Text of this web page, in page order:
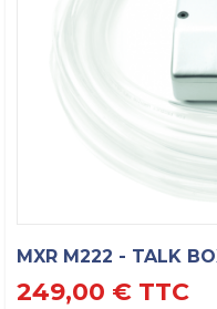
MXR M222 - TALK
249,00 € TTC